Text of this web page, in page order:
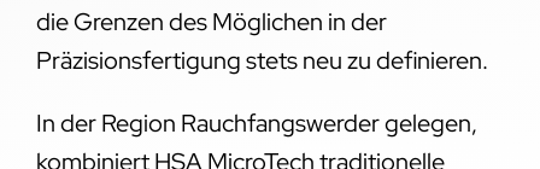
die Grenzen des Möglichen in der
Präzisionsfertigung stets neu zu definieren.
In der Region Rauchfangswerder gelegen,
kombiniert HSA MicroTech traditionelle